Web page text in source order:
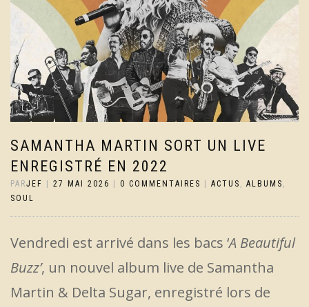
SAMANTHA MARTIN SORT UN LIVE
ENREGISTRÉ EN 2022
PARJEF 27 MAI 2026 0 COMMENTAIRES ACTUS , ALBUMS ,
SOUL
Vendredi est arrivé dans les bacs ‘A Beautiful
Buzz’, un nouvel album live de Samantha
Martin & Delta Sugar, enregistré lors de